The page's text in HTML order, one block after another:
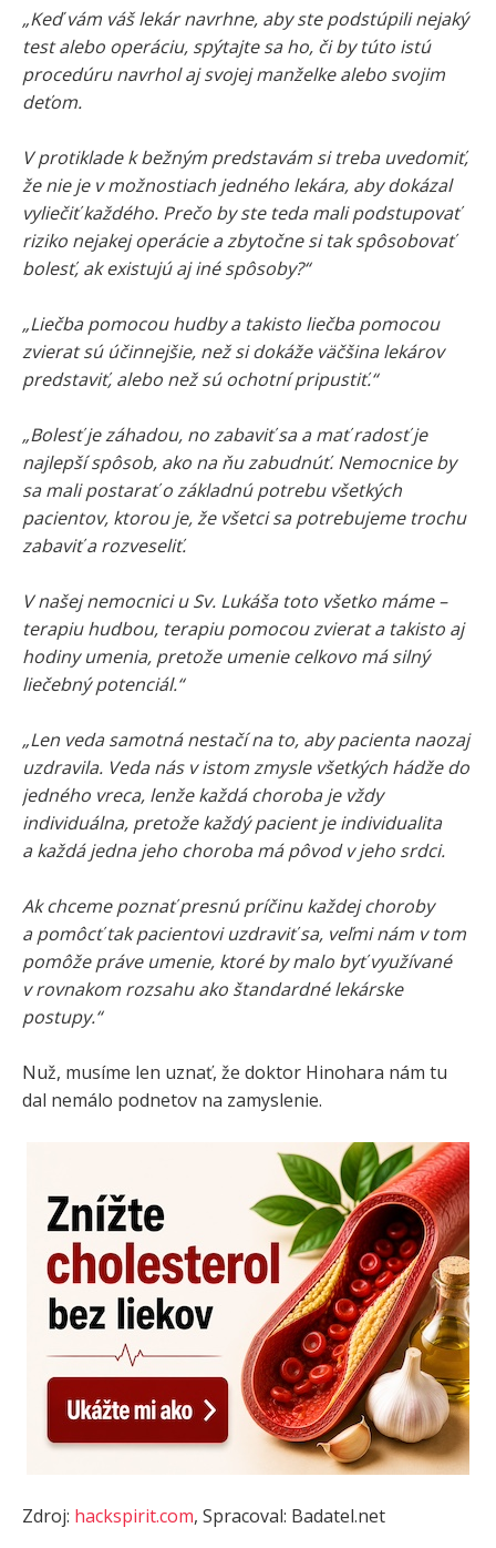
„Keď vám váš lekár navrhne, aby ste podstúpili nejaký
test alebo operáciu, spýtajte sa ho, či by túto istú
procedúru navrhol aj svojej manželke alebo svojim
deťom.
V protiklade k bežným predstavám si treba uvedomiť,
že nie je v možnostiach jedného lekára, aby dokázal
vyliečiť každého. Prečo by ste teda mali podstupovať
riziko nejakej operácie a zbytočne si tak spôsobovať
bolesť, ak existujú aj iné spôsoby?“
„Liečba pomocou hudby a takisto liečba pomocou
zvierat sú účinnejšie, než si dokáže väčšina lekárov
predstaviť, alebo než sú ochotní pripustiť.“
„Bolesť je záhadou, no zabaviť sa a mať radosť je
najlepší spôsob, ako na ňu zabudnúť. Nemocnice by
sa mali postarať o základnú potrebu všetkých
pacientov, ktorou je, že všetci sa potrebujeme trochu
zabaviť a rozveseliť.
V našej nemocnici u Sv. Lukáša toto všetko máme –
terapiu hudbou, terapiu pomocou zvierat a takisto aj
hodiny umenia, pretože umenie celkovo má silný
liečebný potenciál.“
„Len veda samotná nestačí na to, aby pacienta naozaj
uzdravila. Veda nás v istom zmysle všetkých hádže do
jedného vreca, lenže každá choroba je vždy
individuálna, pretože každý pacient je individualita
a každá jedna jeho choroba má pôvod v jeho srdci.
Ak chceme poznať presnú príčinu každej choroby
a pomôcť tak pacientovi uzdraviť sa, veľmi nám v tom
pomôže práve umenie, ktoré by malo byť využívané
v rovnakom rozsahu ako štandardné lekárske
postupy.“
Nuž, musíme len uznať, že doktor Hinohara nám tu
dal nemálo podnetov na zamyslenie.
Zdroj: hackspirit.com, Spracoval: Badatel.net